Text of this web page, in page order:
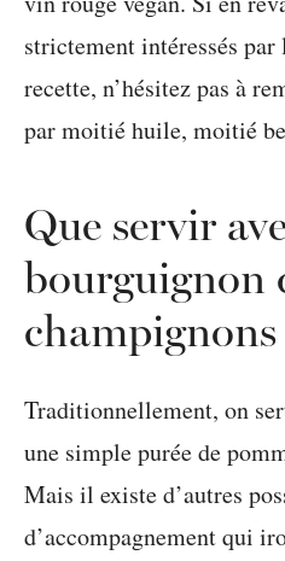
strictement intéressés par
recette, n’hésitez pas à
par moitié huile, moitié
Que servir
bourguignon
champignons
Traditionnellement, on
une simple purée de
Mais il existe d’autres
d’accompagnement qui